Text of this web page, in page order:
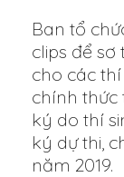
Ban tổ
clips để
cho các
chính thức
ký do thí
ký dự thi,
năm 2019.